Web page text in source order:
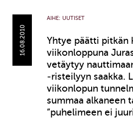
16.08.2010
AIHE: UUTISET
Yhtye päätti pitkän
viikonloppuna
vetäytyy
-risteilyyn saakka.
viikonlopun
summaa alkaneen
”puhelimeen ei